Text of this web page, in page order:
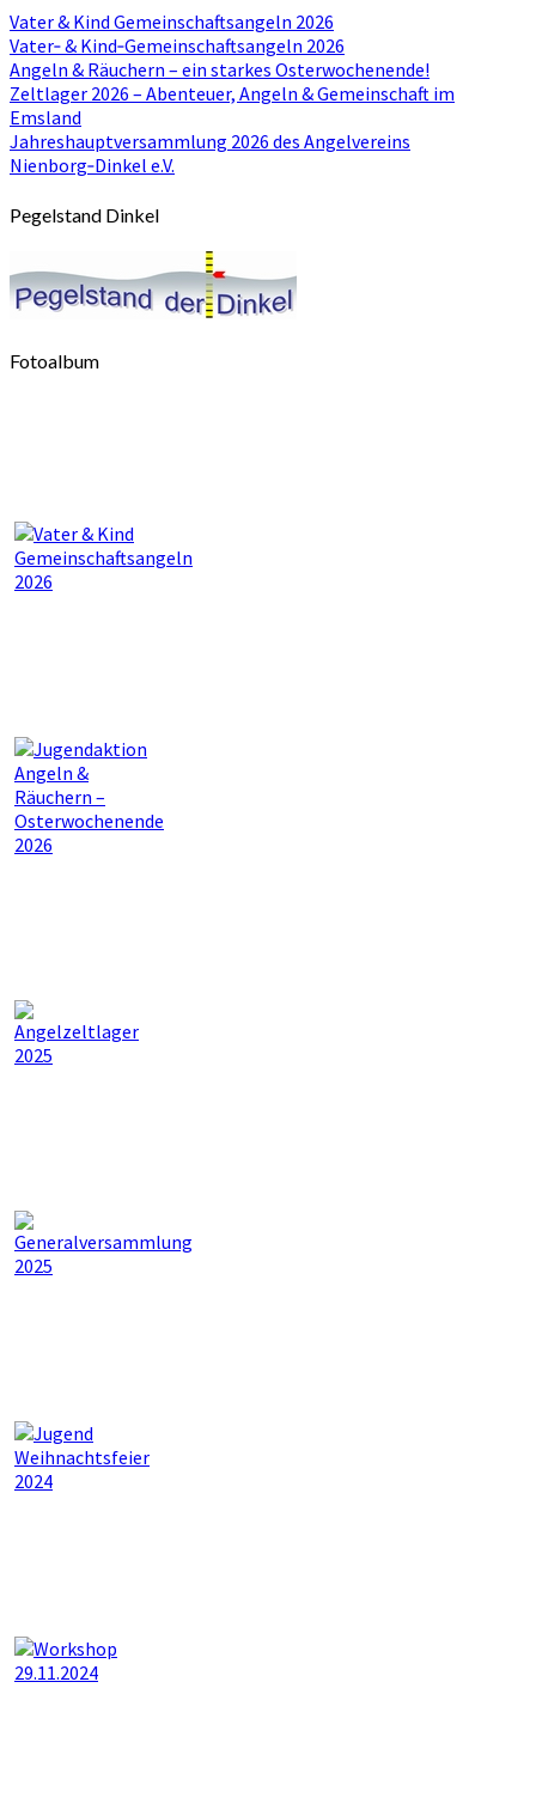
Vater & Kind Gemeinschaftsangeln 2026
Vater‑ & Kind‑Gemeinschaftsangeln 2026
Angeln & Räuchern – ein starkes Osterwochenende!
Zeltlager 2026 – Abenteuer, Angeln & Gemeinschaft im
Emsland
Jahreshauptversammlung 2026 des Angelvereins
Nienborg‑Dinkel e.V.
Pegelstand Dinkel
Fotoalbum